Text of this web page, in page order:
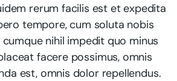
rerum facilis est et expedita
tempore, cum soluta nobis
nihil impedit quo minus
facere possimus, omnis
est, omnis dolor repellendus.